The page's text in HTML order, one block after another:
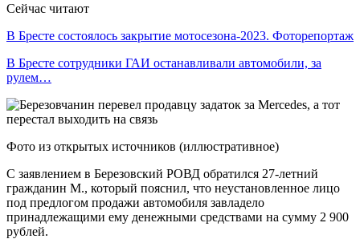
Сейчас читают
В Бресте состоялось закрытие мотосезона-2023. Фоторепортаж
В Бресте сотрудники ГАИ останавливали автомобили, за
рулем…
Фото из открытых источников (иллюстративное)
С заявлением в Березовский РОВД обратился 27-летний
гражданин М., который пояснил, что неустановленное лицо
под предлогом продажи автомобиля завладело
принадлежащими ему денежными средствами на сумму 2 900
рублей.